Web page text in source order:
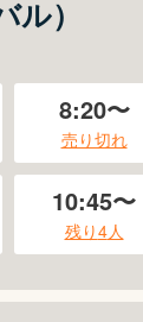
）
8:20〜
売り切れ
10:45〜
残り4人